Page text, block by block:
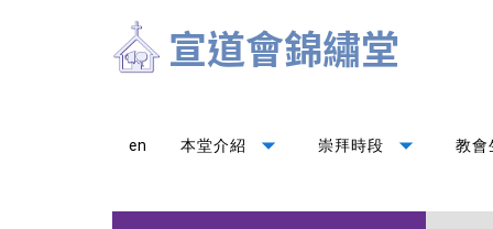
en 本堂介紹 arrow_drop_down 崇拜時段 arrow_drop_down 教會